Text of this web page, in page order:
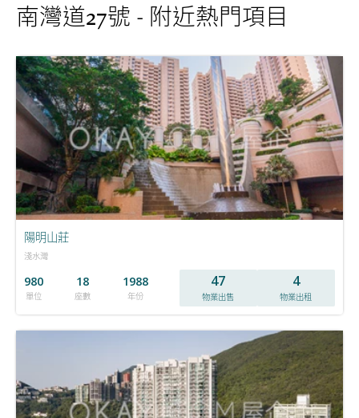
南灣道27號 - 附近熱門項目
陽明山莊
淺水灣
980
單位
18
座數
1988
年份
47
物業出售
4
物業出租